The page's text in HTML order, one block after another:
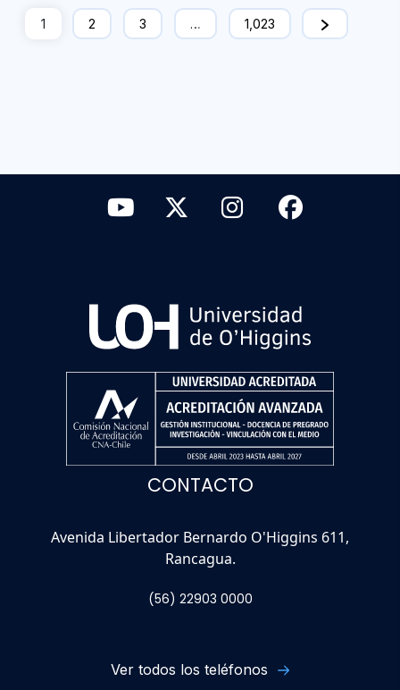
1 2 3 … 1,023
CONTACTO
Avenida Libertador Bernardo O'Higgins 611,
Rancagua.
(56) 22903 0000
Ver todos los teléfonos